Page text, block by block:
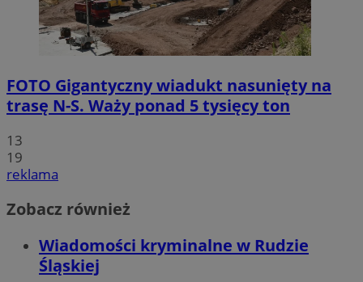
FOTO Gigantyczny wiadukt nasunięty na
trasę N-S. Waży ponad 5 tysięcy ton
13
19
reklama
Zobacz również
Wiadomości kryminalne w Rudzie
Śląskiej